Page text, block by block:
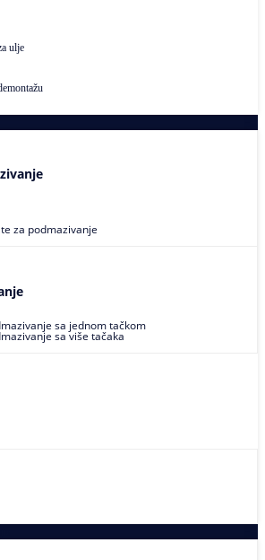
ulje
za podmazivanje
sa jednom tačkom
sa više tačaka